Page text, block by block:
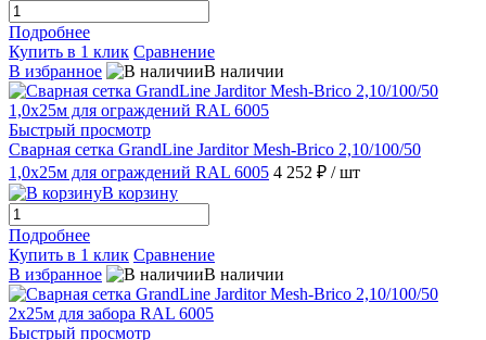
Подробнее
Купить в 1 клик Сравнение
В избранное
В наличии
Быстрый просмотр
Сварная сетка GrandLine Jarditor Mesh-Brico 2,10/100/50
1,0х25м для ограждений RAL 6005 4 252 ₽ / шт
В корзину
Подробнее
Купить в 1 клик Сравнение
В избранное
В наличии
Быстрый просмотр